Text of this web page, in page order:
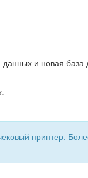
и новая
принтер.